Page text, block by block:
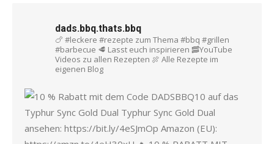
dads.bbq.thats.bbq
🍗 #leckere #rezepte zum Thema #bbq #grillen
#barbecue 🥩 Lasst euch inspirieren 🥓YouTube
Videos zu allen Rezepten 🍖 Alle Rezepte im
eigenen Blog